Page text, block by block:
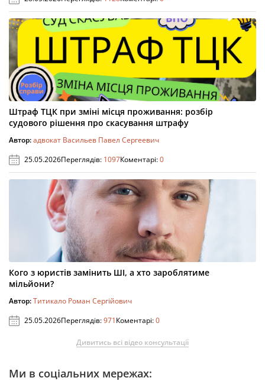
Штраф ТЦК при зміні місця проживання: розбір
судового рішення про скасування штрафу
Автор:адвокат Васильев Павел Сергеевич
25.05.2026Переглядів: 1097Коментарі:0
Кого з юристів замінить ШІ, а хто зароблятиме
мільйони?
Автор:Титикало Роман Сергійович
25.05.2026Переглядів:971Коментарі:0
Дивитись всі відео консультації
Ми в соціальних мережах: